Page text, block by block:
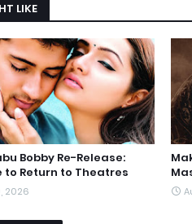
LIKE
Bobby Re-Release:
to Return to Theatres
2026